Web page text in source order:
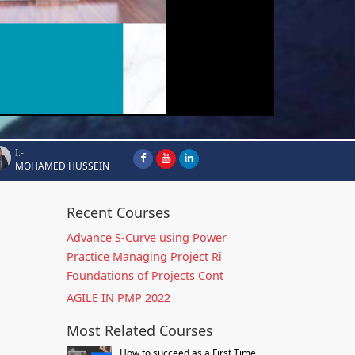
I.-
MOHAMED HUSSEIN
Recent Courses
Advance S-Curve using Power
Practice Managing Project Ri
Foundations of Projects Cont
AGILE IN PMP 2022
Most Related Courses